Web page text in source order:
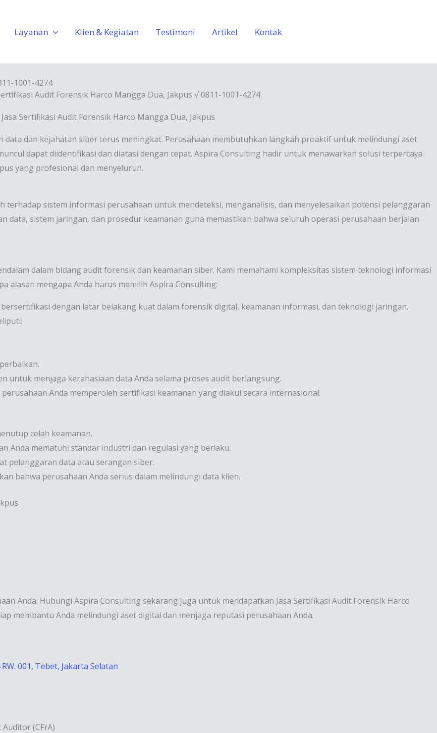
Layanan Klien & Kegiatan Testimoni Artikel Kontak
1001-4274
Audit Forensik Harco Mangga Dua, Jakpus √ 0811-1001-4274
data dan kejahatan siber terus meningkat. Perusahaan membutuhkan langkah proaktif untuk melindungi aset
dapat diidentifikasi dan diatasi dengan cepat. Aspira Consulting hadir untuk menawarkan solusi terpercaya
yang profesional dan menyeluruh.
sistem informasi perusahaan untuk mendeteksi, menganalisis, dan menyelesaikan potensi pelanggaran
data, sistem jaringan, dan prosedur keamanan guna memastikan bahwa seluruh operasi perusahaan berjalan
dalam bidang audit forensik dan keamanan siber. Kami memahami kompleksitas sistem teknologi informasi
alasan mengapa Anda harus memilih Aspira Consulting:
dengan latar belakang kuat dalam forensik digital, keamanan informasi, dan teknologi jaringan.
untuk menjaga kerahasiaan data Anda selama proses audit berlangsung.
Anda memperoleh sertifikasi keamanan yang diakui secara internasional.
celah keamanan.
Anda mematuhi standar industri dan regulasi yang berlaku.
pelanggaran data atau serangan siber.
bahwa perusahaan Anda serius dalam melindungi data klien.
Anda. Hubungi Aspira Consulting sekarang juga untuk mendapatkan Jasa Sertifikasi Audit Forensik Harco
membantu Anda melindungi aset digital dan menjaga reputasi perusahaan Anda.
001, Tebet, Jakarta Selatan
(CFrA)